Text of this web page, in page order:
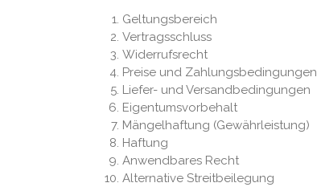
Geltungsbereich
Vertragsschluss
Widerrufsrecht
Preise und Zahlungsbedingungen
Liefer- und Versandbedingungen
Eigentumsvorbehalt
Mängelhaftung (Gewährleistung)
Haftung
Anwendbares Recht
Alternative Streitbeilegung